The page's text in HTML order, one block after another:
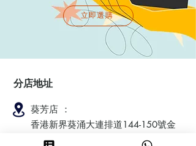
立即選購
分店地址
葵芳店 ：
香港新界葵涌大連排道144-150號金
豐工業大廈第一期23樓F室